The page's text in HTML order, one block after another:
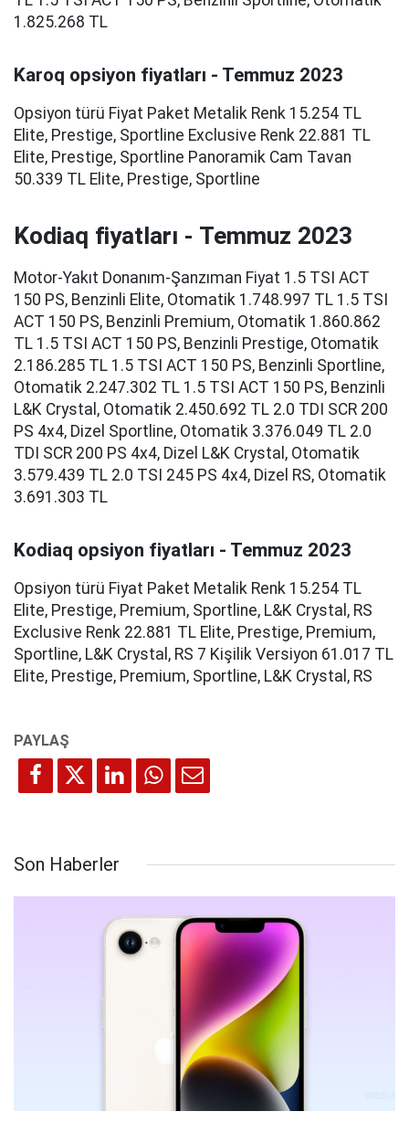
1.825.268 TL
Karoq opsiyon fiyatları - Temmuz 2023
Opsiyon türü Fiyat Paket Metalik Renk 15.254 TL
Elite, Prestige, Sportline Exclusive Renk 22.881 TL
Elite, Prestige, Sportline Panoramik Cam Tavan
50.339 TL Elite, Prestige, Sportline
Kodiaq fiyatları - Temmuz 2023
Motor-Yakıt Donanım-Şanzıman Fiyat 1.5 TSI ACT
150 PS, Benzinli Elite, Otomatik 1.748.997 TL 1.5 TSI
ACT 150 PS, Benzinli Premium, Otomatik 1.860.862
TL 1.5 TSI ACT 150 PS, Benzinli Prestige, Otomatik
2.186.285 TL 1.5 TSI ACT 150 PS, Benzinli Sportline,
Otomatik 2.247.302 TL 1.5 TSI ACT 150 PS, Benzinli
L&K Crystal, Otomatik 2.450.692 TL 2.0 TDI SCR 200
PS 4x4, Dizel Sportline, Otomatik 3.376.049 TL 2.0
TDI SCR 200 PS 4x4, Dizel L&K Crystal, Otomatik
3.579.439 TL 2.0 TSI 245 PS 4x4, Dizel RS, Otomatik
3.691.303 TL
Kodiaq opsiyon fiyatları - Temmuz 2023
Opsiyon türü Fiyat Paket Metalik Renk 15.254 TL
Elite, Prestige, Premium, Sportline, L&K Crystal, RS
Exclusive Renk 22.881 TL Elite, Prestige, Premium,
Sportline, L&K Crystal, RS 7 Kişilik Versiyon 61.017 TL
Elite, Prestige, Premium, Sportline, L&K Crystal, RS
Son Haberler